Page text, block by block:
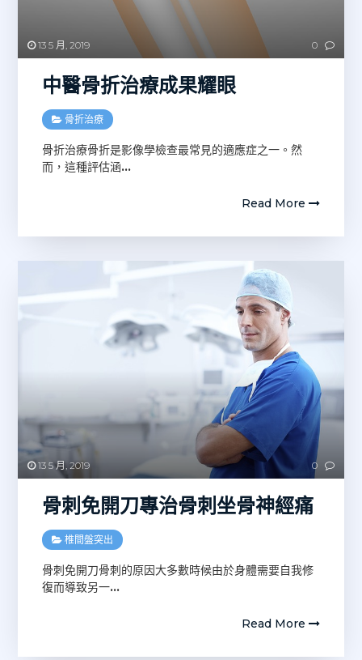
13 5 月, 2019 0
中醫骨折治療成果耀眼
骨折治療
骨折治療骨折是影像學檢查最常見的適應症之一。然
而，這種評估涵…
Read More
13 5 月, 2019 0
骨刺免開刀專治骨刺坐骨神經痛
椎間盤突出
骨刺免開刀骨刺的原因大多數時候由於身體需要自我修
復而導致另一…
Read More